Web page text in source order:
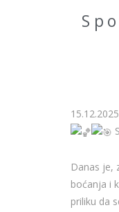
Danas je,
boćanja i
priliku da